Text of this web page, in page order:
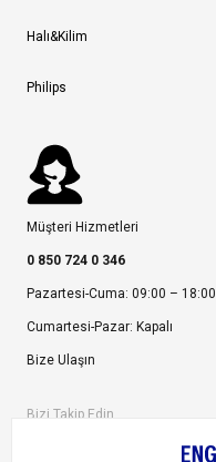
Halı&Kilim
Philips
Müşteri Hizmetleri
0 850 724 0 346
Pazartesi-Cuma: 09:00 – 18:00
Cumartesi-Pazar: Kapalı
Bize Ulaşın
Bizi Takip Edin